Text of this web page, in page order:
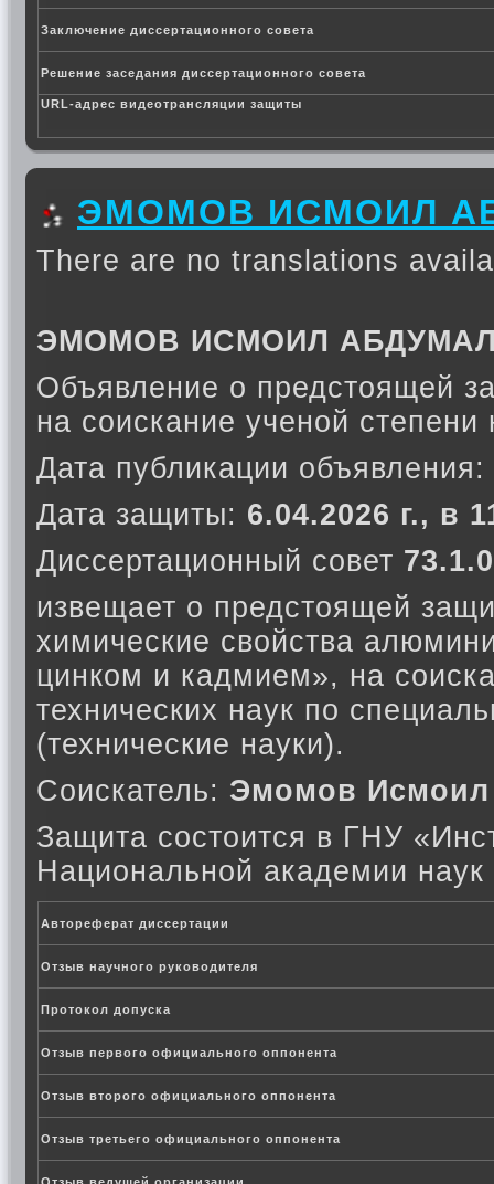
Заключение диссертационного совета
Решение заседания диссертационного совета
URL-адрес видеотрансляции защиты
ЭМОМОВ ИСМОИЛ
There are no translations
ЭМОМОВ ИСМОИЛ
Объявление о предстоящей
на соискание ученой степени
Дата публикации объявления:
Дата защиты: 6.04.2026 г., в
Диссертационный совет
извещает о предстоящей
химические свойства
цинком и кадмием», на
технических наук по
(технические науки).
Соискатель: Эмомов
Защита состоится в ГНУ
Национальной академии
Автореферат диссертации
Отзыв научного руководителя
Протокол допуска
Отзыв первого официального оппонента
Отзыв второго официального оппонента
Отзыв третьего официального оппонента